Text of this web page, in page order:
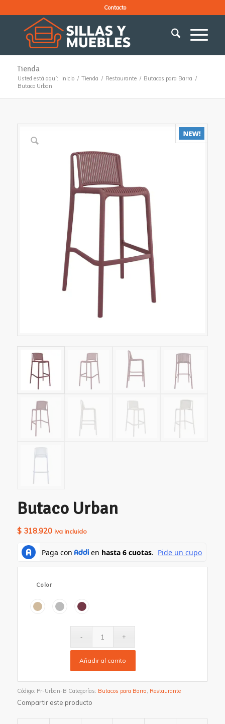
Contacto
Tienda
Usted está aquí: Inicio / Tienda / Restaurante / Butacos para Barra /
Butaco Urban
Butaco Urban
$318.920 iva incluido
Color
Añadir al carrito
Código: Pr-Urban-B Categorías: Butacos para Barra, Restaurante
Compartir este producto